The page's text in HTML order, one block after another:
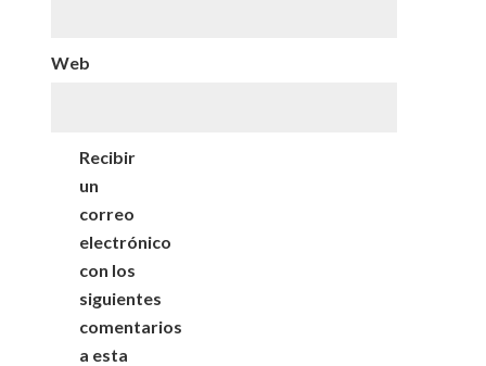
Web
Recibir
un
correo
electrónico
con los
siguientes
comentarios
a esta